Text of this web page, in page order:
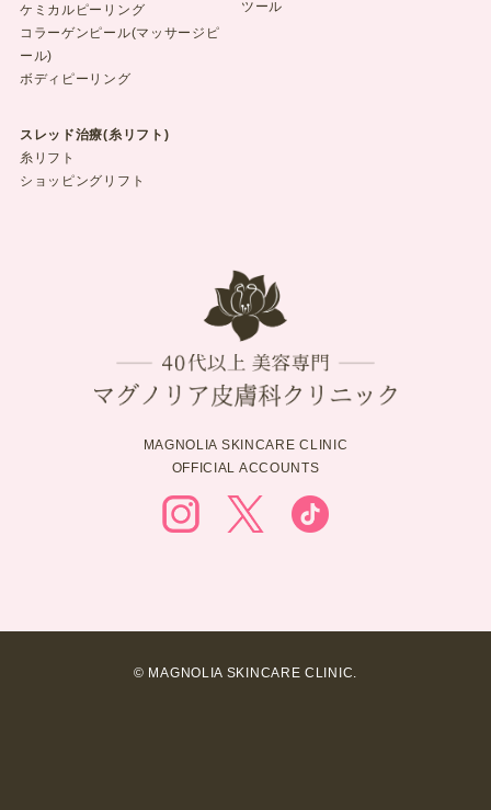
ケミカルピーリング
コラーゲンピール(マッサージピ
ール)
ボディピーリング
スレッド治療(糸リフト)
糸リフト
ショッピングリフト
ツール
MAGNOLIA SKINCARE CLINIC
OFFICIAL ACCOUNTS
© MAGNOLIA SKINCARE CLINIC.